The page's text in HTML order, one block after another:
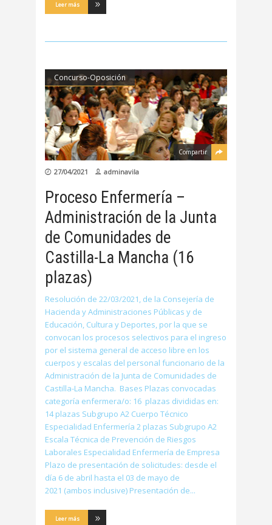
Leer más
Concurso-Oposición
Compartir
27/04/2021 adminavila
Proceso Enfermería –
Administración de la Junta
de Comunidades de
Castilla-La Mancha (16
plazas)
Resolución de 22/03/2021, de la Consejería de
Hacienda y Administraciones Públicas y de
Educación, Cultura y Deportes, por la que se
convocan los procesos selectivos para el ingreso
por el sistema general de acceso libre en los
cuerpos y escalas del personal funcionario de la
Administración de la Junta de Comunidades de
Castilla-La Mancha. Bases Plazas convocadas
categoría enfermera/o: 16 plazas divididas en:
14 plazas Subgrupo A2 Cuerpo Técnico
Especialidad Enfermería 2 plazas Subgrupo A2
Escala Técnica de Prevención de Riesgos
Laborales Especialidad Enfermería de Empresa
Plazo de presentación de solicitudes: desde el
día 6 de abril hasta el 03 de mayo de
2021 (ambos inclusive) Presentación de
Leer más